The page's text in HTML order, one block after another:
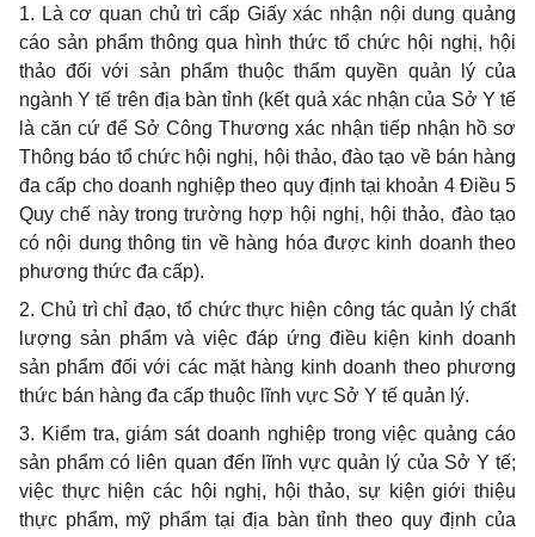
1. Là cơ quan chủ trì cấp Giấy xác nhận nội dung quảng
cáo sản phẩm thông qua hình thức tổ chức hội nghị, hội
thảo đối với sản phẩm thuộc thẩm quyền quản lý của
ngành Y tế trên địa bàn tỉnh (kết quả xác nhận của Sở Y tế
là căn cứ để Sở Công Thương xác nhận tiếp nhận hồ sơ
Thông báo tổ chức hội nghị, hội thảo, đào tạo về bán hàng
đa cấp cho doanh nghiệp theo quy định tại khoản 4 Điều 5
Quy chế này trongtrường hợp hội nghị, hội thảo, đào tạo
có nội dung thông tin về hàng hóa được kinh doanh theo
phương thức đa cấp).
2. Chủ trì chỉ đạo, tổ chức thực hiện công tác quản lý chất
lượng sản phẩm và việc đáp ứng điều kiện kinh doanh
sản phẩm đối với các mặt hàng kinh doanh theo phương
thức bán hàng đa cấp thuộc lĩnh vực Sở Y tế quản lý.
3. Kiểm tra, giám sát doanh nghiệp trong việc quảng cáo
sản phẩm có liên quan đến lĩnh vực quản lý của Sở Y tế;
việc thực hiện các hội nghị, hội thảo, sự kiện giới thiệu
thực phẩm, mỹ phẩm tại địa bàn tỉnh theo quy định của